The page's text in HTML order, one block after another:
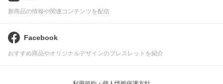
新商品の情報や関連コンテンツを配信
Facebook
おすすめ商品やオリジナルデザインのブレスレットを紹介